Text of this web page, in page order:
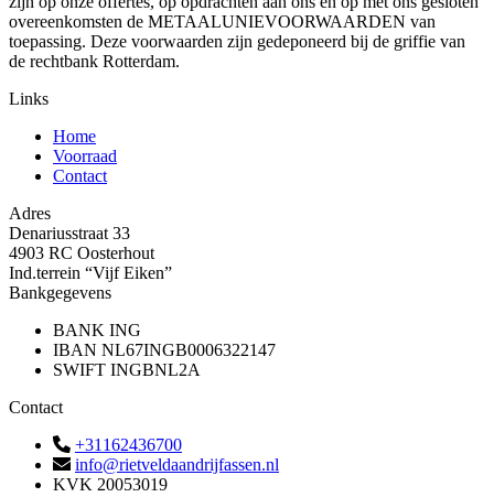
overeenkomsten de METAALUNIEVOORWAARDEN van
toepassing. Deze voorwaarden zijn gedeponeerd bij de griffie van
de rechtbank Rotterdam.
Links
Home
Voorraad
Contact
Adres
Denariusstraat 33
4903 RC Oosterhout
Ind.terrein “Vijf Eiken”
Bankgegevens
BANK ING
IBAN NL67INGB0006322147
SWIFT INGBNL2A
Contact
+31162436700
info@rietveldaandrijfassen.nl
KVK 20053019